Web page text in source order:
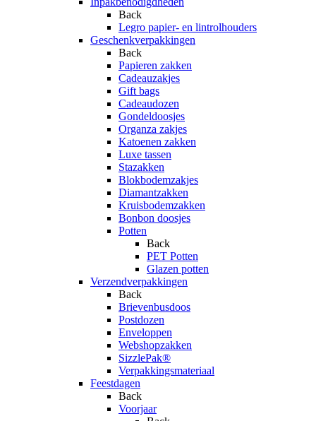
Back
Legro papier- en lintrolhouders
Geschenkverpakkingen
Back
Papieren zakken
Cadeauzakjes
Gift bags
Cadeaudozen
Gondeldoosjes
Organza zakjes
Katoenen zakken
Luxe tassen
Stazakken
Blokbodemzakjes
Diamantzakken
Kruisbodemzakken
Bonbon doosjes
Potten
Back
PET Potten
Glazen potten
Verzendverpakkingen
Back
Brievenbusdoos
Postdozen
Enveloppen
Webshopzakken
SizzlePak®
Verpakkingsmateriaal
Feestdagen
Back
Voorjaar